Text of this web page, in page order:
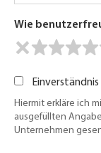
Wie
Hiermit erkläre ich
ausgefüllten
Unternehmen